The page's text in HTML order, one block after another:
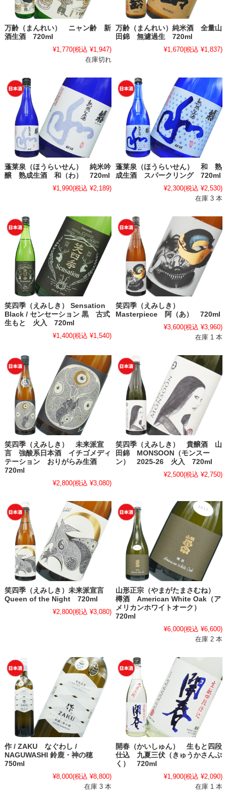
万齢（まんれい） ニャン齢 新
酒生酒 720ml
¥1,770(税込 ¥1,947)
在庫切れ
万齢（まんれい）純米酒 全量山
田錦 無濾過生 720ml
¥1,670(税込 ¥1,837)
蓬莱泉（ほうらいせん） 純米吟
醸 熟成生酒 和（わ） 720ml
¥1,990(税込 ¥2,189)
蓬莱泉（ほうらいせん） 和 熟
成生酒 スパークリング 720ml
¥2,300(税込 ¥2,530)
在庫 3 本
笑四季（えみしき） Sensation
Black / センセーション 黒 古式
生もと 火入 720ml
¥1,400(税込 ¥1,540)
笑四季（えみしき）
Masterpiece 阿（あ） 720ml
¥3,600(税込 ¥3,960)
在庫 1 本
笑四季（えみしき） 未来派宣
言 強酸系日本酒 イチゴメディ
テーション おりがらみ生酒
720ml
¥2,800(税込 ¥3,080)
笑四季（えみしき） 貴醸酒 山
田錦 MONSOON（モンスー
ン） 2025-26 火入 720ml
¥2,500(税込 ¥2,750)
笑四季（えみしき）未来派宣言
Queen of the Night 720ml
¥2,800(税込 ¥3,080)
山形正宗（やまがたまさむね）
樽酒 American White Oak（ア
メリカンホワイトオーク）
720ml
¥6,000(税込 ¥6,600)
在庫 2 本
作 / ZAKU なぐわし /
NAGUWASHI 鈴鹿・神の穂
750ml
¥8,000(税込 ¥8,800)
在庫 3 本
開春（かいしゅん） 生もと四段
仕込 九夏三伏（きゅうかさんぷ
く） 720ml
¥1,900(税込 ¥2,090)
在庫 1 本